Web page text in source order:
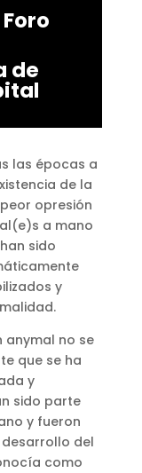
de
las épocas a
de la
opresión
a mano
sido
y
anymal no se
que se ha
y
sido parte
y fueron
del
como